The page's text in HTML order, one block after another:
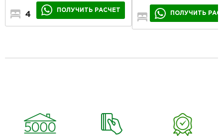
4
ПОЛУЧИТЬ РАСЧЕТ
3
ПОЛУЧИТЬ